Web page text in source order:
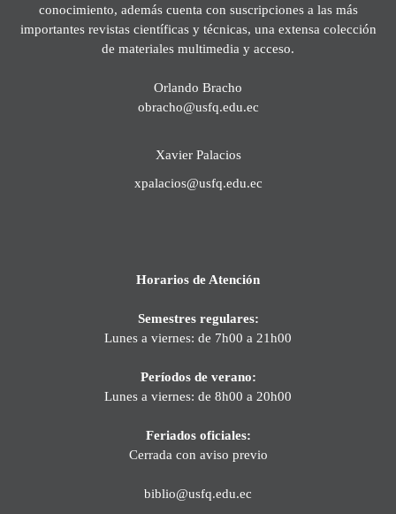
conocimiento, además cuenta con suscripciones a las más
importantes revistas científicas y técnicas, una extensa colección
de materiales multimedia y acceso.
Orlando Bracho
obracho@usfq.edu.ec
Xavier Palacios
xpalacios@usfq.edu.ec
Horarios de Atención
Semestres regulares:
Lunes a viernes: de 7h00 a 21h00
Períodos de verano:
Lunes a viernes: de 8h00 a 20h00
Feriados oficiales:
Cerrada con aviso previo
biblio@usfq.edu.ec